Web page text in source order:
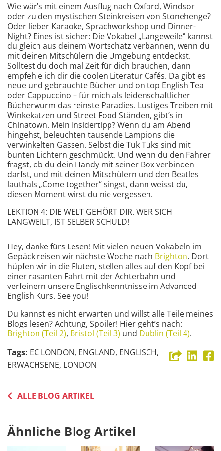
Wie wär’s mit einem Ausflug nach Oxford, Windsor
oder zu den mystischen Steinkreisen von Stonehenge?
Oder lieber Karaoke, Sprachworkshop und Dinner-
Night? Eines ist sicher: Die Vokabel „Langeweile“ kannst
du gleich aus deinem Wortschatz verbannen, wenn du
mit deinen Mitschülern die Umgebung entdeckst.
Solltest du doch mal Zeit für dich brauchen, dann
empfehle ich dir die coolen Literatur Cafés. Da gibt es
neue und gebrauchte Bücher und on top English Tea
oder Cappuccino – für mich als leidenschaftlicher
Bücherwurm das reinste Paradies. Lustiges Treiben mit
Winkekatzen und Street Food Ständen, gibt’s in
Chinatown. Mein Insidertipp? Wenn du am Abend
hingehst, beleuchten tausende Lampions die
verwinkelten Gassen. Selbst die Tuk Tuks sind mit
bunten Lichtern geschmückt. Und wenn du den Fahrer
fragst, ob du dein Handy mit seiner Box verbinden
darfst, und mit deinen Mitschülern und den Beatles
lauthals „Come together“ singst, dann weisst du,
diesen Moment wirst du nie vergessen.
LEKTION 4: DIE WELT GEHÖRT DIR. WER SICH
LANGWEILT, IST SELBER SCHULD!
Hey, danke fürs Lesen! Mit vielen neuen Vokabeln im
Gepäck reisen wir nächste Woche nach Brighton. Dort
hüpfen wir in die Fluten, stellen alles auf den Kopf bei
einer rasanten Fahrt mit der Achterbahn und
verfeinern unsere Englischkenntnisse im Advanced
English Kurs. See you!
Du kannst es nicht erwarten und willst alle Teile meines
Blogs lesen? Achtung, Spoiler! Hier geht’s nach:
Brighton (Teil 2), Bristol (Teil 3) und Dublin (Teil 4).
Tags: EC LONDON, ENGLAND, ENGLISCH,
ERWACHSENE, LONDON
ALLE BLOG ARTIKEL
Ähnliche Blog Artikel